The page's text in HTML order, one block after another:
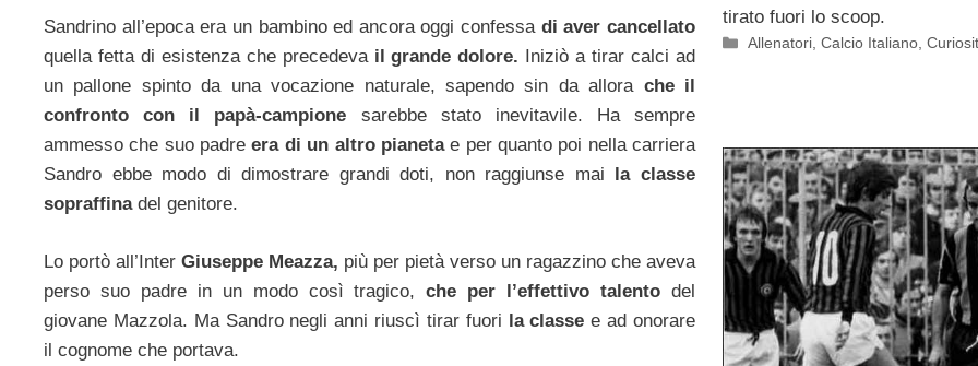
Sandrino all’epoca era un bambino ed ancora oggi confessa di aver cancellato
quella fetta di esistenza che precedeva il grande dolore. Iniziò a tirar calci ad
un pallone spinto da una vocazione naturale, sapendo sin da allora che il
confronto con il papà-campione sarebbe stato inevitavile. Ha sempre
ammesso che suo padreera di un altro pianetae per quanto poi nella carriera
Sandro ebbe modo di dimostrare grandi doti, non raggiunse mai la classe
sopraffina del genitore.
Lo portò all’Inter Giuseppe Meazza, più per pietà verso un ragazzino che aveva
perso suo padre in un modo così tragico,che per l’effettivo talento del
giovane Mazzola. Ma Sandro negli anni riuscì tirar fuori la classee ad onorare
il cognome che portava.
tirato fuori lo scoop.
Categorie
Allenatori,Calcio Italiano,